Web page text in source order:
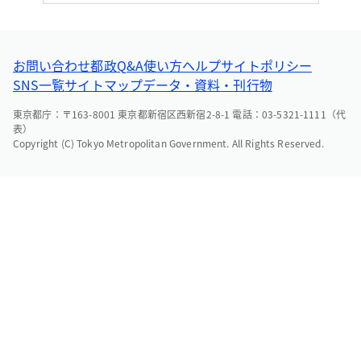
お問い合わせ都政Q&A使い方ヘルプサイトポリシー
SNS一覧サイトマップデータ・資料・刊行物
東京都庁：〒163-8001 東京都新宿区西新宿2-8-1 電話：03-5321-1111（代
表）
Copyright (C) Tokyo Metropolitan Government. All Rights Reserved.